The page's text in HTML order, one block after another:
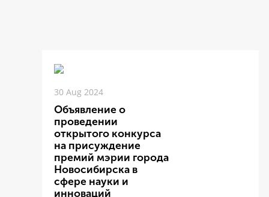
30 Aug 2024
Объявление о
проведении
открытого конкурса
на присуждение
премий мэрии города
Новосибирска в
сфере науки и
инноваций